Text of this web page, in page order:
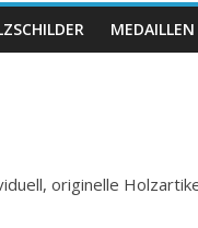
originelle